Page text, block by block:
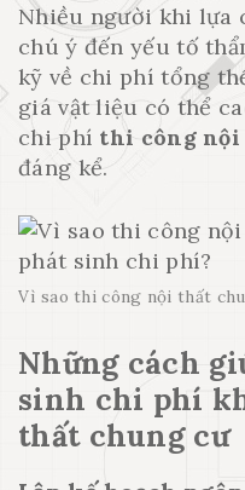
Nhiều người khi lựa
chú ý đến yếu tố
kỹ về chi phí tổng
giá vật liệu có thể
chi phí thi công nội
đáng kể.
Vì sao thi công nội thất
Những cách
sinh chi phí
thất chung cư